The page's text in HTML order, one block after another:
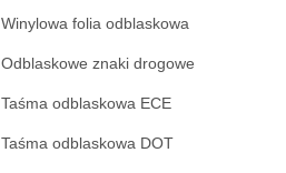
Winylowa folia odblaskowa
Odblaskowe znaki drogowe
Taśma odblaskowa ECE
Taśma odblaskowa DOT